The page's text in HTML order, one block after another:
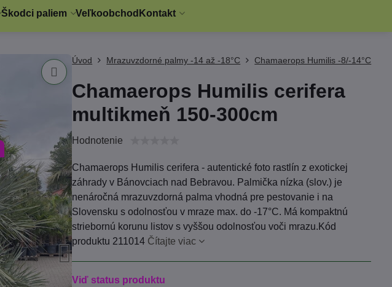
Škodci paliem Veľkoobchod Kontakt
Úvod Mrazuvzdorné palmy -14 až -18°C Chamaerops Humilis -8/-14°C
Chamaerops Humilis cerifera
multikmeň 150-300cm
Hodnotenie
Chamaerops Humilis cerifera - autentické foto rastlín z exotickej
záhrady v Bánovciach nad Bebravou. Palmička nízka (slov.) je
nenáročná mrazuvzdorná palma vhodná pre pestovanie i na
Slovensku s odolnosťou v mraze max. do -17°C. Má kompaktnú
striebornú korunu listov s vyššou odolnosťou voči mrazu.Kód
produktu 211014 Čítajte viac
Viď status produktu